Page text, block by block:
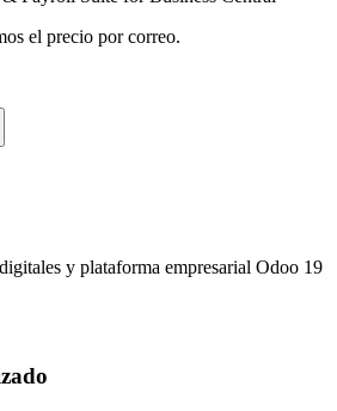
el precio por correo.
y plataforma empresarial Odoo 19